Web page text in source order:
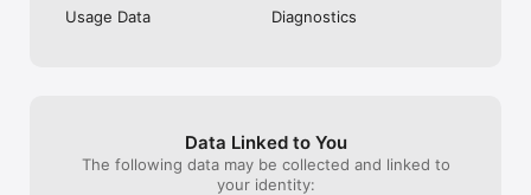
Usage Data Diagnostics
Data Linked to You
The following data may be collected and linked to
your identity: